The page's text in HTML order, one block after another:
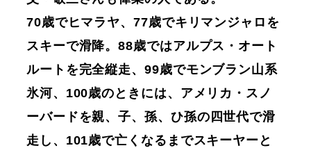
70歳でヒマラヤ、77歳でキリマンジャロを
スキーで滑降。88歳ではアルプス・オート
ルートを完全縦走、99歳でモンブラン山系
氷河、100歳のときには、アメリカ・スノ
ーバードを親、子、孫、ひ孫の四世代で滑
走し、101歳で亡くなるまでスキーヤーと